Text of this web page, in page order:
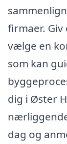
firmaer.
vælge en
som kan
dig i Øster
dag og